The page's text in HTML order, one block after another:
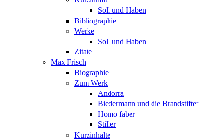
Soll und Haben
Bibliographie
Werke
Soll und Haben
Zitate
Max Frisch
Biographie
Zum Werk
Andorra
Biedermann und die Brandstifter
Homo faber
Stiller
Kurzinhalte